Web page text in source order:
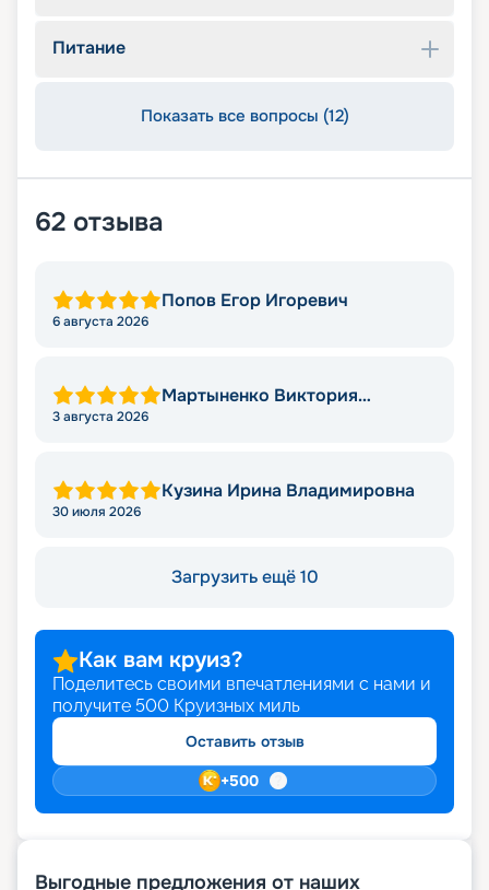
Питание
Показать все вопросы (12)
62 отзыва
Попов Егор Игоревич
6 августа 2026
Мартыненко Виктория
3 августа 2026
Кузина Ирина Владимировна
30 июля 2026
Загрузить ещё 10
Как вам круиз?
Поделитесь своими впечатлениями с нами и
получите 500 Круизных миль
Оставить отзыв
+500
Выгодные предложения от наших